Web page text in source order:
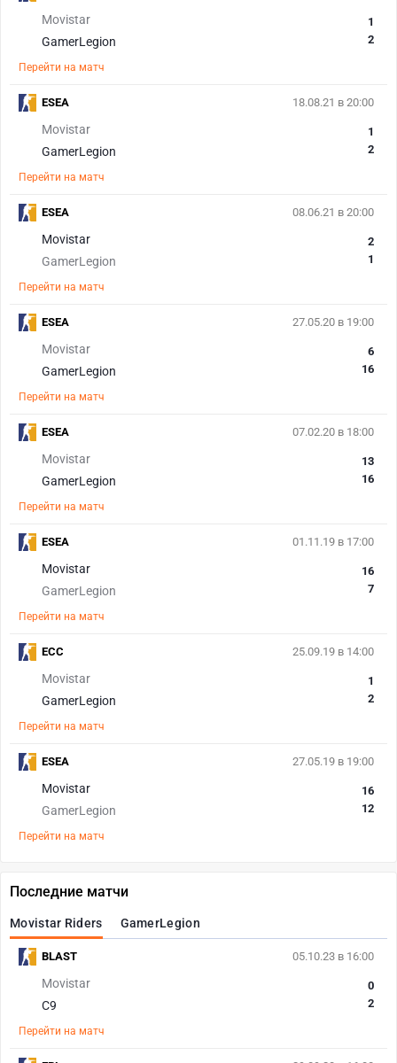
Movistar
GamerLegion
1
2
Перейти на матч
18.08.21 в 20:00
Movistar
GamerLegion
1
2
Перейти на матч
ESEA
08.06.21 в 20:00
Movistar
GamerLegion
2
1
Перейти на матч
ESEA
27.05.20 в 19:00
Movistar
GamerLegion
6
16
Перейти на матч
ESEA
07.02.20 в 18:00
Movistar
GamerLegion
13
16
Перейти на матч
ESEA
01.11.19 в 17:00
Movistar
GamerLegion
16
7
Перейти на матч
ESEA
25.09.19 в 14:00
Movistar
GamerLegion
1
2
Перейти на матч
ECC
27.05.19 в 19:00
Movistar
GamerLegion
16
12
Перейти на матч
ESEA
Последние матчи
Movistar Riders GamerLegion
05.10.23 в 16:00
Movistar
C9
0
2
Перейти на матч
BLAST